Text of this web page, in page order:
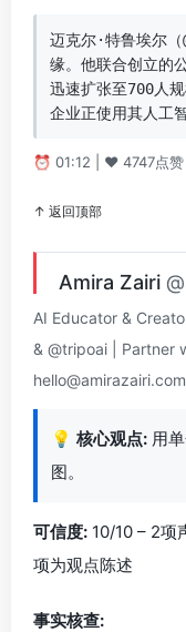
迈克尔·特鲁埃尔
缘。他联合创立的
迅速扩张至700人
企业正使用其人工
⏰ 01:12 | ❤️ 4747点
↑ 返回顶部
Amira Zairi
AI Educator &
& @tripoai | Partner
hello@amirazairi.com
💡 核心观点: 用
图。
可信度: 10/10 – 2项
项为观点陈述
事实核查: